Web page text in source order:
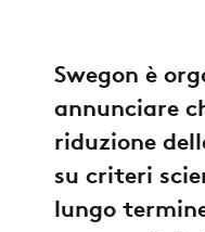
Swegon è
annunciare
riduzione
su criteri
lungo